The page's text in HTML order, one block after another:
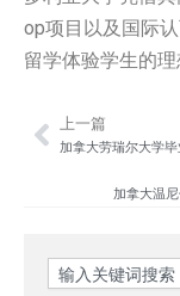
op项目以及国际
留学体验学生的理
Prev
上一篇
加拿大劳瑞尔大学
加拿大温
Search